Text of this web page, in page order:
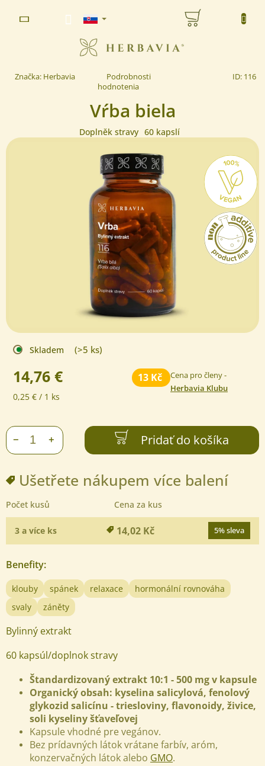
NÁKUPNÝ
ID: 116
Priemerné
hodnotenie
je
0,0
hviezdičiek.
Podrobnosti
hodnotenia
Značka: Herbavia
Vŕba biela
Doplněk stravy 60 kapslí
Skladem (>5 ks)
13 Kč
Cena pro členy -
Herbavia Klubu
14,76 €
Jednotková
0,25 € / 1 ks
+
− Pridať do košíka
Ušetřete nákupem více balení
Počet kusů Cena za kus
3 a více ks 14,02 Kč 5% sleva
Benefity:
klouby spánek relaxace
hormonální rovnováha
svaly
záněty
Bylinný extrakt
60 kapsúl/doplnok stravy
Štandardizovaný extrakt 10:1 - 500 mg v kapsule
Organický obsah: kyselina salicylová, fenolový
glykozid salicínu - triesloviny, flavonoidy, živice,
soli kyseliny šťaveľovej
Kapsule vhodné pre vegánov.
Bez prídavných látok vrátane farbív, aróm,
konzervačných látok alebo GMO.
www.herbavia.cz - Chat